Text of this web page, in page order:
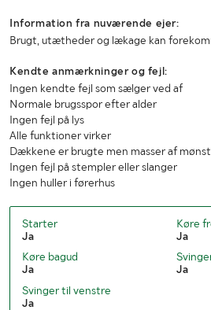
Information fra nuværende ejer:
Brugt, utætheder og lækage kan
Kendte anmærkninger og fejl:
Ingen kendte fejl som sælger ved af
Normale brugsspor efter alder
Ingen fejl på lys
Alle funktioner virker
Dækkene er brugte men masser af
Ingen fejl på stempler eller slanger
Ingen huller i førerhus
Starter
Ja
Køre
Ja
Køre bagud
Ja
Ja
Svinger til venstre
Ja